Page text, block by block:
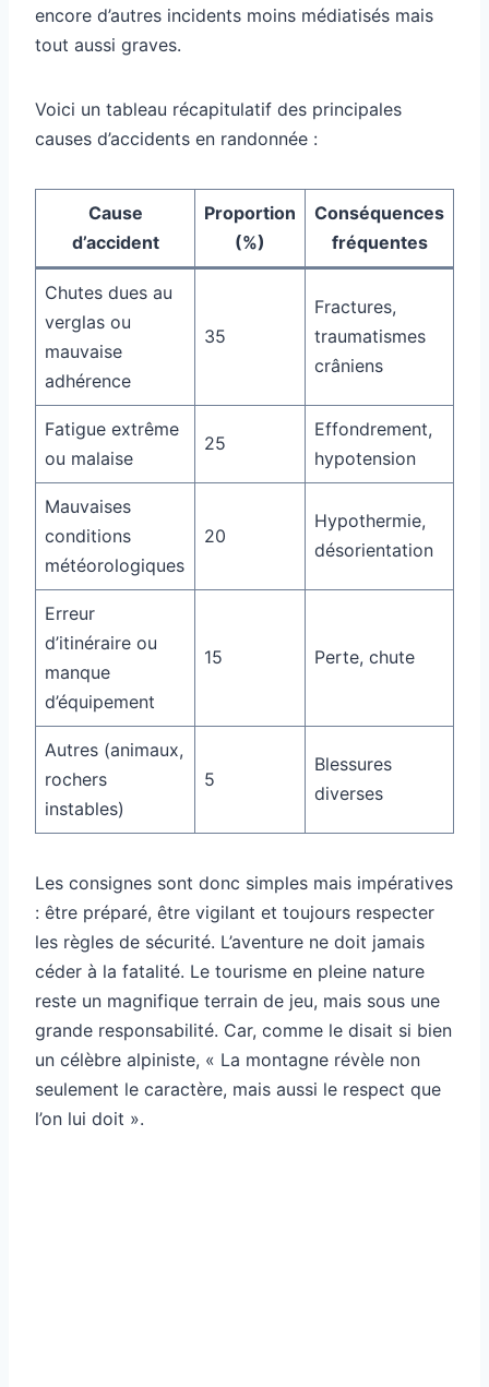
encore d’autres incidents moins médiatisés mais
tout aussi graves.
Voici un tableau récapitulatif des principales
causes d’accidents en randonnée :
Cause
d’accident
Proportion
(%)
Conséquences
fréquentes
Chutes dues au
verglas ou
mauvaise
adhérence
35
Fractures,
traumatismes
crâniens
Fatigue extrême
ou malaise
25
Effondrement,
hypotension
Mauvaises
conditions
météorologiques
20
Hypothermie,
désorientation
Erreur
d’itinéraire ou
manque
d’équipement
15 Perte, chute
Autres (animaux,
rochers
instables)
5
Blessures
diverses
Les consignes sont donc simples mais impératives
: être préparé, être vigilant et toujours respecter
les règles de sécurité. L’aventure ne doit jamais
céder à la fatalité. Le tourisme en pleine nature
reste un magnifique terrain de jeu, mais sous une
grande responsabilité. Car, comme le disait si bien
un célèbre alpiniste, « La montagne révèle non
seulement le caractère, mais aussi le respect que
l’on lui doit ».